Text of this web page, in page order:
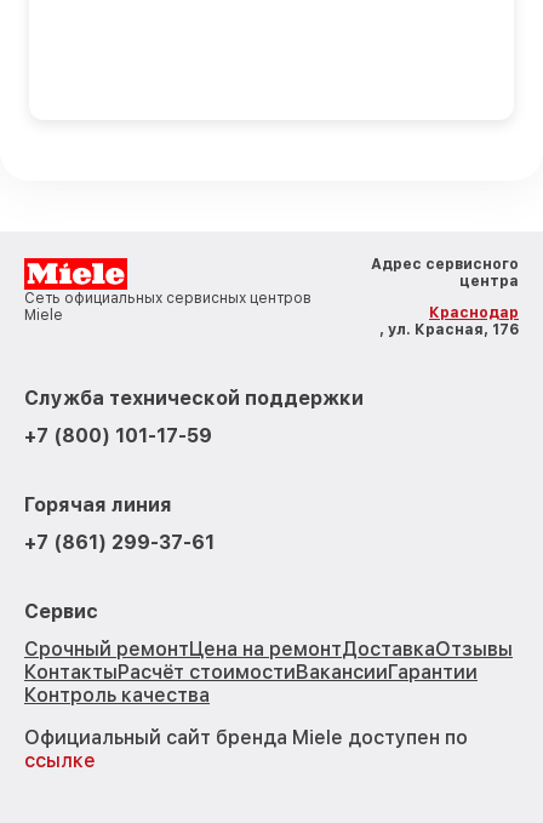
Сеть официальных сервисных центров
Miele
Адрес сервисного
центра
Краснодар
, ул. Красная, 176
Служба технической поддержки
+7 (800) 101-17-59
Горячая линия
+7 (861) 299-37-61
Сервис
Срочный ремонтЦена на ремонтДоставкаОтзывы
КонтактыРасчёт стоимостиВакансииГарантии
Контроль качества
Официальный сайт бренда Miele доступен по
ссылке